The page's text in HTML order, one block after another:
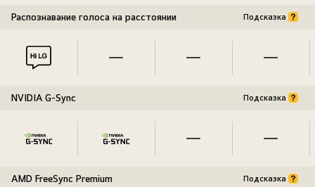
Распознавание голоса на расстоянии Подсказка
NVIDIA G-Sync Подсказка
AMD FreeSync Premium Подсказка